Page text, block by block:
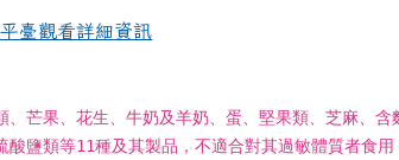
臺觀看詳細資訊
、芒果、花生、牛奶及羊奶、蛋、堅果類、芝麻、含
酸鹽類等11種及其製品，不適合對其過敏體質者食用